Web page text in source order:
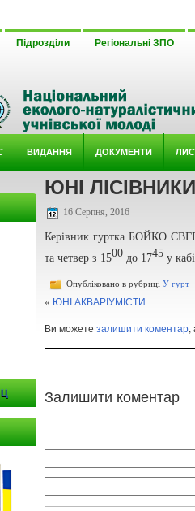
Підрозділи Регіональні ЗПО
ВИДАННЯ ДОКУМЕНТИ
ЮНІ ЛІСІВНИКИ
16 Серпня, 2016
Керівник гуртка БОЙКО
та четвер з 1500 до 1745 у
Опубліковано в рубриці У гурт
« ЮНІ АКВАРІУМІСТИ
Ви можете залишити коментар,
Залишити коментар